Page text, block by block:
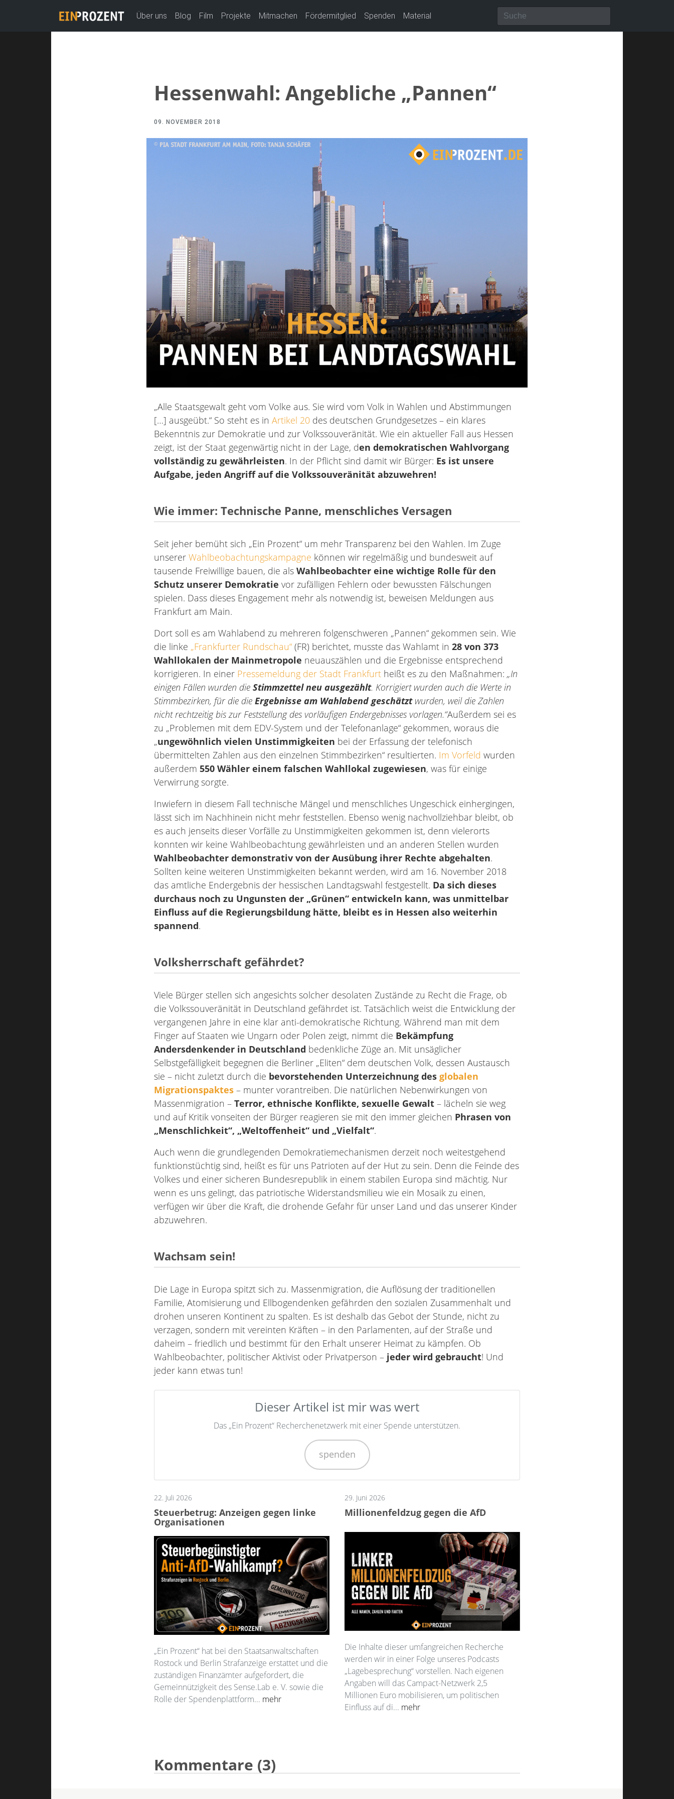
Über uns Blog Film Projekte Mitmachen Fördermitglied Spenden Material
Hessenwahl: Angebliche „Pannen“
09. NOVEMBER 2018
„Alle Staatsgewalt geht vom Volke aus. Sie wird vom Volk in Wahlen und Abstimmungen
[…] ausgeübt.“ So steht es in Artikel 20 des deutschen Grundgesetzes – ein klares
Bekenntnis zur Demokratie und zur Volkssouveränität. Wie ein aktueller Fall aus Hessen
zeigt, ist der Staat gegenwärtig nicht in der Lage, den demokratischen Wahlvorgang
vollständig zu gewährleisten. In der Pflicht sind damit wir Bürger: Es ist unsere
Aufgabe, jeden Angriff auf die Volkssouveränität abzuwehren!
Wie immer: Technische Panne, menschliches Versagen
Seit jeher bemüht sich „Ein Prozent“ um mehr Transparenz bei den Wahlen. Im Zuge
unserer Wahlbeobachtungskampagne können wir regelmäßig und bundesweit auf
tausende Freiwillige bauen, die als Wahlbeobachter eine wichtige Rolle für den
Schutz unserer Demokratie vor zufälligen Fehlern oder bewussten Fälschungen
spielen. Dass dieses Engagement mehr als notwendig ist, beweisen Meldungen aus
Frankfurt am Main.
Dort soll es am Wahlabend zu mehreren folgenschweren „Pannen“ gekommen sein. Wie
die linke „Frankfurter Rundschau“ (FR) berichtet, musste das Wahlamt in 28 von 373
Wahllokalen der Mainmetropole neuauszählen und die Ergebnisse entsprechend
korrigieren. In einer Pressemeldung der Stadt Frankfurt heißt es zu den Maßnahmen: „In
einigen Fällen wurden die Stimmzettel neu ausgezählt. Korrigiert wurden auch die Werte in
Stimmbezirken, für die die Ergebnisse am Wahlabend geschätzt wurden, weil die Zahlen
nicht rechtzeitig bis zur Feststellung des vorläufigen Endergebnisses vorlagen.“Außerdem sei es
zu „Problemen mit dem EDV-System und der Telefonanlage“ gekommen, woraus die
„ungewöhnlich vielen Unstimmigkeiten bei der Erfassung der telefonisch
übermittelten Zahlen aus den einzelnen Stimmbezirken“ resultierten. Im Vorfeld wurden
außerdem 550 Wähler einem falschen Wahllokal zugewiesen, was für einige
Verwirrung sorgte.
Inwiefern in diesem Fall technische Mängel und menschliches Ungeschick einhergingen,
lässt sich im Nachhinein nicht mehr feststellen. Ebenso wenig nachvollziehbar bleibt, ob
es auch jenseits dieser Vorfälle zu Unstimmigkeiten gekommen ist, denn vielerorts
konnten wir keine Wahlbeobachtung gewährleisten und an anderen Stellen wurden
Wahlbeobachter demonstrativ von der Ausübung ihrer Rechte abgehalten.
Sollten keine weiteren Unstimmigkeiten bekannt werden, wird am 16. November 2018
das amtliche Endergebnis der hessischen Landtagswahl festgestellt. Da sich dieses
durchaus noch zu Ungunsten der „Grünen“ entwickeln kann, was unmittelbar
Einfluss auf die Regierungsbildung hätte, bleibt es in Hessen also weiterhin
spannend.
Volksherrschaft gefährdet?
Viele Bürger stellen sich angesichts solcher desolaten Zustände zu Recht die Frage, ob
die Volkssouveränität in Deutschland gefährdet ist. Tatsächlich weist die Entwicklung der
vergangenen Jahre in eine klar anti-demokratische Richtung. Während man mit dem
Finger auf Staaten wie Ungarn oder Polen zeigt, nimmt die Bekämpfung
Andersdenkender in Deutschland bedenkliche Züge an. Mit unsäglicher
Selbstgefälligkeit begegnen die Berliner „Eliten“ dem deutschen Volk, dessen Austausch
sie – nicht zuletzt durch die bevorstehenden Unterzeichnung des globalen
Migrationspaktes – munter vorantreiben. Die natürlichen Nebenwirkungen von
Massenmigration – Terror, ethnische Konflikte, sexuelle Gewalt – lächeln sie weg
und auf Kritik vonseiten der Bürger reagieren sie mit den immer gleichen Phrasen von
„Menschlichkeit“, „Weltoffenheit“ und „Vielfalt“.
Auch wenn die grundlegenden Demokratiemechanismen derzeit noch weitestgehend
funktionstüchtig sind, heißt es für uns Patrioten auf der Hut zu sein. Denn die Feinde des
Volkes und einer sicheren Bundesrepublik in einem stabilen Europa sind mächtig. Nur
wenn es uns gelingt, das patriotische Widerstandsmilieu wie ein Mosaik zu einen,
verfügen wir über die Kraft, die drohende Gefahr für unser Land und das unserer Kinder
abzuwehren.
Wachsam sein!
Die Lage in Europa spitzt sich zu. Massenmigration, die Auflösung der traditionellen
Familie, Atomisierung und Ellbogendenken gefährden den sozialen Zusammenhalt und
drohen unseren Kontinent zu spalten. Es ist deshalb das Gebot der Stunde, nicht zu
verzagen, sondern mit vereinten Kräften – in den Parlamenten, auf der Straße und
daheim – friedlich und bestimmt für den Erhalt unserer Heimat zu kämpfen. Ob
Wahlbeobachter, politischer Aktivist oder Privatperson – jeder wird gebraucht! Und
jeder kann etwas tun!
Dieser Artikel ist mir was wert
Das „Ein Prozent“ Recherchenetzwerk mit einer Spende unterstützen.
spenden
22. Juli 2026
Steuerbetrug: Anzeigen gegen linke
Organisationen
„Ein Prozent“ hat bei den Staatsanwaltschaften
Rostock und Berlin Strafanzeige erstattet und die
zuständigen Finanzämter aufgefordert, die
Gemeinnützigkeit des Sense.Lab e. V. sowie die
Rolle der Spendenplattform... mehr
29. Juni 2026
Millionenfeldzug gegen die AfD
Die Inhalte dieser umfangreichen Recherche
werden wir in einer Folge unseres Podcasts
„Lagebesprechung“ vorstellen. Nach eigenen
Angaben will das Campact-Netzwerk 2,5
Millionen Euro mobilisieren, um politischen
Einfluss auf di... mehr
Kommentare (3)